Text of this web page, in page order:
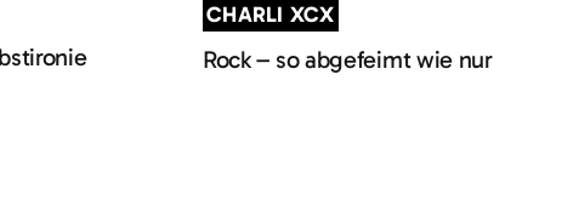
CHARLI XCX
Rock – so abgefeimt wie nur